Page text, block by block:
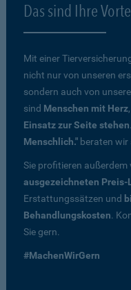
Das sind Ihre
Mit einer
nicht nur von unseren
sondern auch von
sind Menschen mit Herz
Einsatz zur Seite stehen
Menschlich." beraten wir
Sie profitieren außerdem
ausgezeichneten
Erstattungssätzen und
Behandlungskosten.
Sie gern.
#MachenWirGern